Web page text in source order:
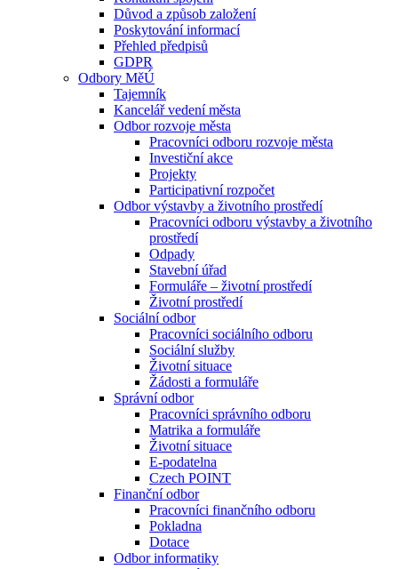
Důvod a způsob založení
Poskytování informací
Přehled předpisů
GDPR
Odbory MěÚ
Tajemník
Kancelář vedení města
Odbor rozvoje města
Pracovníci odboru rozvoje města
Investiční akce
Projekty
Participativní rozpočet
Odbor výstavby a životního prostředí
Pracovníci odboru výstavby a životního
prostředí
Odpady
Stavební úřad
Formuláře – životní prostředí
Životní prostředí
Sociální odbor
Pracovníci sociálního odboru
Sociální služby
Životní situace
Žádosti a formuláře
Správní odbor
Pracovníci správního odboru
Matrika a formuláře
Životní situace
E-podatelna
Czech POINT
Finanční odbor
Pracovníci finančního odboru
Pokladna
Dotace
Odbor informatiky